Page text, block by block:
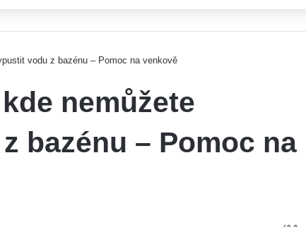
vodu z bazénu – Pomoc na venkově
nemůžete
bazénu – Pomoc na